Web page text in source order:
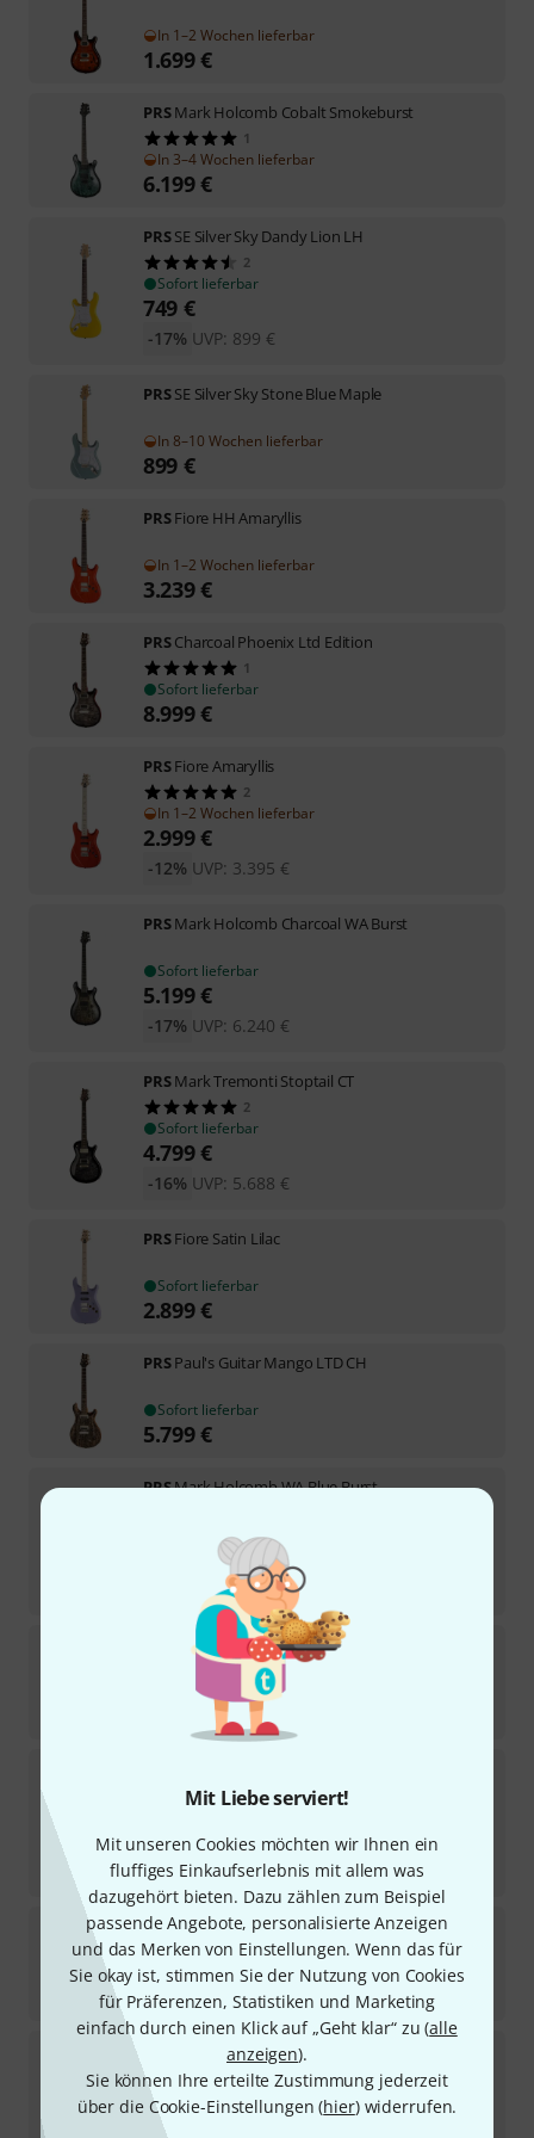
Mit Liebe serviert!
Mit unseren Cookies möchten wir Ihnen ein
fluffiges Einkaufserlebnis mit allem was
dazugehört bieten. Dazu zählen zum Beispiel
passende Angebote, personalisierte Anzeigen
und das Merken von Einstellungen. Wenn das für
Sie okay ist, stimmen Sie der Nutzung von Cookies
für Präferenzen, Statistiken und Marketing
einfach durch einen Klick auf „Geht klar“ zu (alle
anzeigen).
Sie können Ihre erteilte Zustimmung jederzeit
über die Cookie-Einstellungen (hier) widerrufen.
In 1–2 Wochen lieferbar
1.699€
PRSMark Holcomb Cobalt Smokeburst
1
In 3–4 Wochen lieferbar
6.199€
PRSSE Silver Sky Dandy Lion LH
2
Sofort lieferbar
749 €
UVP: 899 €
-17%
PRSSE Silver Sky Stone Blue Maple
In 8–10 Wochen lieferbar
899 €
PRSFiore HH Amaryllis
In 1–2 Wochen lieferbar
3.239€
PRSCharcoal Phoenix Ltd Edition
1
Sofort lieferbar
8.999€
PRSFiore Amaryllis
2
In 1–2 Wochen lieferbar
2.999€
UVP: 3.395 €
-12%
PRSMark Holcomb Charcoal WA Burst
Sofort lieferbar
5.199€
UVP: 6.240 €
-17%
PRSMark Tremonti Stoptail CT
2
Sofort lieferbar
4.799€
UVP: 5.688 €
-16%
PRSFiore Satin Lilac
Sofort lieferbar
2.899€
PRSPaul's Guitar Mango LTD CH
Sofort lieferbar
5.799€
PRSMark Holcomb WA Blue Burst
In 8–10 Wochen lieferbar
UVP:6.240 €
SE DGT Standard Moons VC
Sofort lieferbar
1
769€
UVP:959 €
-20%
PRSSE Ed Sheeran Pink Ombre
In 3–4 Wochen lieferbar
1.699€
Santana Retro 10 Top SY
2
Sofort lieferbar
6.299 €